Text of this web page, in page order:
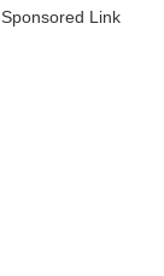
Sponsored Link